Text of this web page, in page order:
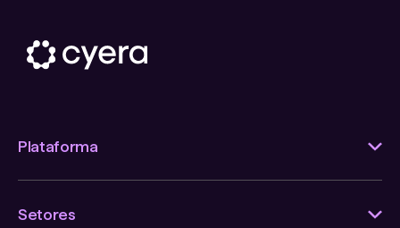
Plataforma
Setores